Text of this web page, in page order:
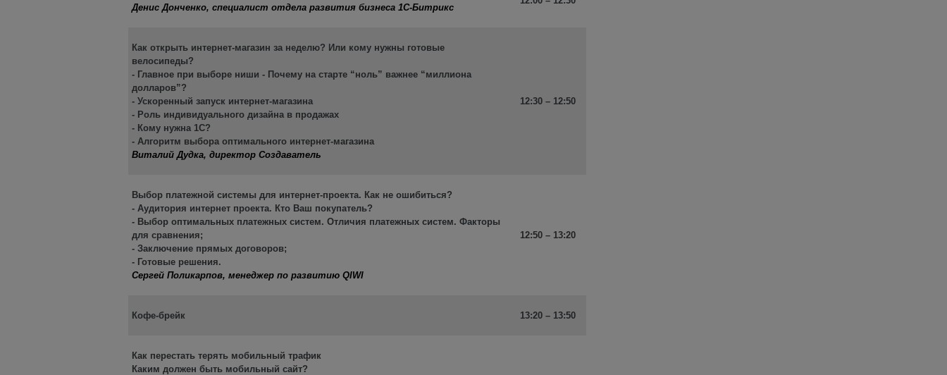
Денис Донченко, специалист отдела развития бизнеса 1С-Битрикс
Как открыть интернет-магазин за неделю? Или кому нужны готовые
велосипеды?
- Главное при выборе ниши - Почему на старте “ноль” важнее “миллиона
долларов”?
- Ускоренный запуск интернет-магазина
- Роль индивидуального дизайна в продажах
- Кому нужна 1С?
- Алгоритм выбора оптимального интернет-магазина
Виталий Дудка, директор Создаватель
12:30 – 12:50
Выбор платежной системы для интернет-проекта. Как не ошибиться?
- Аудитория интернет проекта. Кто Ваш покупатель?
- Выбор оптимальных платежных систем. Отличия платежных систем. Факторы
для сравнения;
- Заключение прямых договоров;
- Готовые решения.
Сергей Поликарпов, менеджер по развитию QIWI
12:50 – 13:20
Кофе-брейк 13:20 – 13:50
Как перестать терять мобильный трафик
Каким должен быть мобильный сайт?